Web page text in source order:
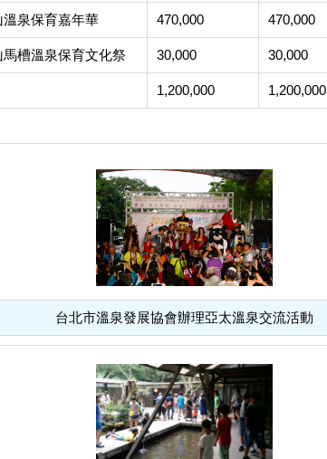
溫泉保育嘉年華 470,000 470,000
馬槽溫泉保育文化祭 30,000 30,000
1,200,000 1,200,000
台北市溫泉發展協會辦理亞太溫泉交流活動